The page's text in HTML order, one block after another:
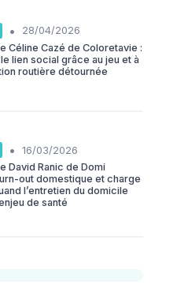
•
28/04/2026
Céline Cazé de Coloretavie :
lien social grâce au jeu et à
routière détournée
•
16/03/2026
David Ranic de Domi
out domestique et charge
l’entretien du domicile
de santé